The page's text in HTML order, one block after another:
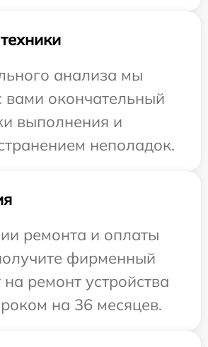
анализа мы
вами окончательный
выполнения и
неполадок.
ремонта и оплаты
фирменный
ремонт устройства
на 36 месяцев.